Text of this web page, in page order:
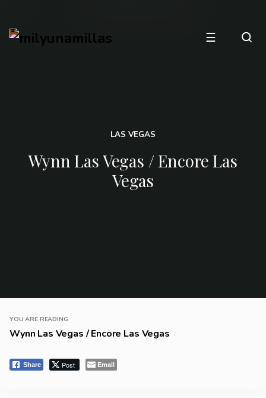
☰
LAS VEGAS
Wynn Las Vegas / Encore Las
Vegas
YOU ARE READING
Wynn Las Vegas / Encore Las Vegas
Share Post Email